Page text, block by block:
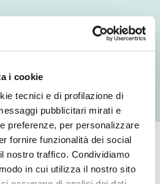
i cookie
tecnici e di profilazione di
pubblicitari mirati e
preferenze, per personalizzare
fornire funzionalità dei social
nostro traffico. Condividiamo
in cui utilizza il nostro sito
Clinica è attiva la
antinfluenzale.